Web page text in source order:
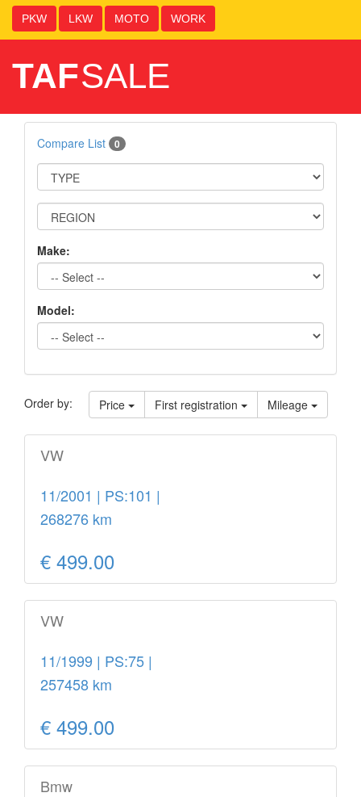
PKW LKW MOTO WORK
TAFSALE
Compare List 0
Make:
Model:
Order by: Price First registration Mileage
VW
11/2001 | PS:101 |
268276 km
€ 499.00
VW
11/1999 | PS:75 |
257458 km
€ 499.00
Bmw